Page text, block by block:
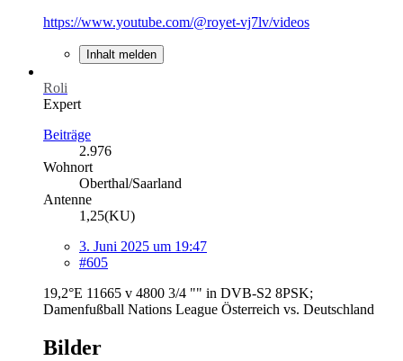
https://www.youtube.com/@royet-vj7lv/videos
Inhalt melden
Roli
Expert
Beiträge
2.976
Wohnort
Oberthal/Saarland
Antenne
1,25(KU)
3. Juni 2025 um 19:47
#605
19,2°E 11665 v 4800 3/4 "" in DVB-S2 8PSK;
Damenfußball Nations League Österreich vs. Deutschland
Bilder